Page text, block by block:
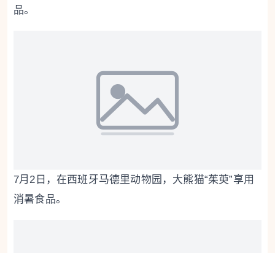
品。
7月2日，在西班牙马德里动物园，大熊猫“茱萸”享用
消暑食品。